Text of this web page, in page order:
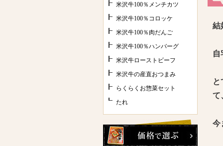
米沢牛100％メンチカツ
米沢牛100％コロッケ
米沢牛100％肉だんご
米沢牛100％ハンバーグ
米沢牛ローストビーフ
米沢牛の産直おつまみ
らくらくお惣菜セット
たれ
結
自
と
て
今